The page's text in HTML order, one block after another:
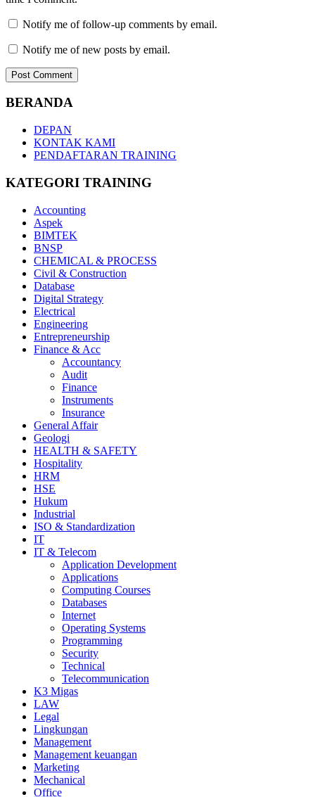
Notify me of follow-up comments by email.
Notify me of new posts by email.
BERANDA
DEPAN
KONTAK KAMI
PENDAFTARAN TRAINING
KATEGORI TRAINING
Accounting
Aspek
BIMTEK
BNSP
CHEMICAL & PROCESS
Civil & Construction
Database
Digital Strategy
Electrical
Engineering
Entrepreneurship
Finance & Acc
Accountancy
Audit
Finance
Instruments
Insurance
General Affair
Geologi
HEALTH & SAFETY
Hospitality
HRM
HSE
Hukum
Industrial
ISO & Standardization
IT
IT & Telecom
Application Development
Applications
Computing Courses
Databases
Internet
Operating Systems
Programming
Security
Technical
Telecommunication
K3 Migas
LAW
Legal
Lingkungan
Management
Management keuangan
Marketing
Mechanical
Office